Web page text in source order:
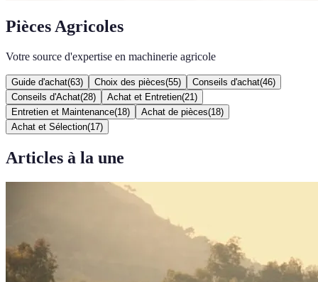
Pièces Agricoles
Votre source d'expertise en machinerie agricole
Guide d'achat(63) Choix des pièces(55) Conseils d'achat(46)
Conseils d'Achat(28) Achat et Entretien(21 )
Entretien et Maintenance(18) Achat de pièces(18)
Achat et Sélection(17)
Articles à la une